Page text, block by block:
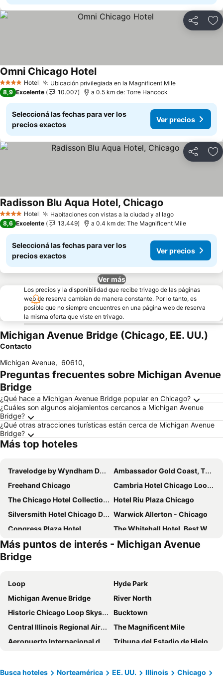
Compartir
4 EstrellasHotel Ubicación privilegiada en la Magnificent Mile
Omni Chicago Hotel
8,9 Excelente 10.007 a 0.5 km de: Torre Hancock
Seleccioná las fechas para ver los
precios exactos
Ver precios
Compartir
4 EstrellasHotel Habitaciones con vistas a la ciudad y al lago
Radisson Blu Aqua Hotel, Chicago
8,6 Excelente 13.449 a 0.4 km de: The Magnificent Mile
Seleccioná las fechas para ver los
precios exactos
Ver precios
Ver más
Los precios y la disponibilidad que recibe trivago de las páginas
web de reserva cambian de manera constante. Por lo tanto, es
posible que no siempre encuentres en una página web de reserva
la misma oferta que viste en trivago.
Michigan Avenue Bridge (Chicago, EE. UU.)
Contacto
Michigan Avenue, 60610,
Preguntas frecuentes sobre Michigan Avenue
Bridge
¿Qué hace a Michigan Avenue Bridge popular en Chicago?
¿Cuáles son algunos alojamientos cercanos a Michigan Avenue
Bridge?
¿Qué otras atracciones turísticas están cerca de Michigan Avenue
Bridge?
Más top hoteles
Travelodge by Wyndham Downtown Chicago
Ambassador Gold Coast, The Chicago Hotel Collection
Freehand Chicago
Cambria Hotel Chicago Loop - Theatre District
The Chicago Hotel Collection Magnificent Mile
Hotel Riu Plaza Chicago
Silversmith Hotel Chicago Downtown
Warwick Allerton - Chicago
Congress Plaza Hotel
The Whitehall Hotel, Best Western Premier Collection
Jaslin Hotel
Central Loop Hotel
Home2 Suites by Hilton Chicago River North
Hilton Chicago
Chicago Marriott Downtown Magnificent Mile
Kinzie Hotel
Hilton Chicago/Magnificent Mile Suites
River Hotel
Hyatt Regency Chicago
Sheraton Grand Chicago Riverwalk
Eurostars Magnificent Mile
Sophy Hyde Park
Hilton Orrington/Evanston
La Quinta Inn & Suites by Wyndham Chicago Downtown
Courtyard by Marriott Chicago Downtown/River North
Más puntos de interés - Michigan Avenue
Bridge
Loop
Hyde Park
Michigan Avenue Bridge
River North
Historic Chicago Loop Skyscrapers
Bucktown
Central Illinois Regional Airport
The Magnificent Mile
Aeropuerto Internacional de Chicago-O'Hare
Tribuna del Estadio de Hielo
Coverting & Package Printing Expo
Coffee Fest Chicago
Busca hoteles Norteamérica EE. UU. Illinois
Chicago